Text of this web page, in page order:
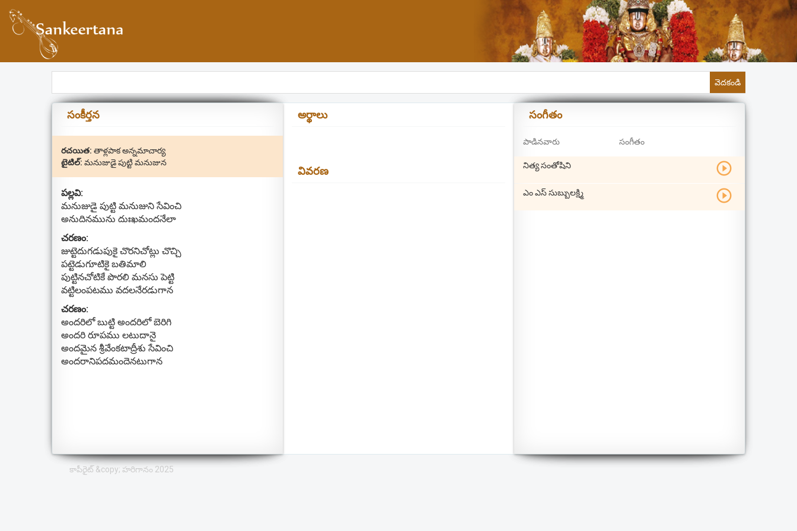
వెదకండి
సంకీర్తన
రచయిత: తాళ్లపాక అన్నమాచార్య
టైటిల్: మనుజుడై పుట్టి మనుజున
పల్లవి:
మనుజుడై పుట్టి మనుజుని సేవించి
అనుదినమును దుఃఖమందనేలా
చరణం:
జుట్టెదుగడుపుకై చొరనిచోట్లు చొచ్చి
పట్టెడుగూటికై బతిమాలి
పుట్టినచోటికే పొరలి మనసు పెట్టి
వట్టిలంపటము వదలనేరడుగాన
చరణం:
అందరిలో బుట్టి అందరిలో బెరిగి
అందరి రూపము లటుదానై
అందమైన శ్రీవేంకటాద్రీశు సేవించి
అందరానిపదమందెనటుగాన
అర్థాలు
వివరణ
సంగీతం
పాడినవారు సంగీతం
నిత్య సంతోషిని play_circle_outline
ఎం ఎస్ సుబ్బులక్ష్మి play_circle_outline
కాపీరైట్ &copy; హరిగానం 2025